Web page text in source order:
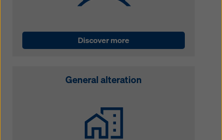
Discover more
General alteration